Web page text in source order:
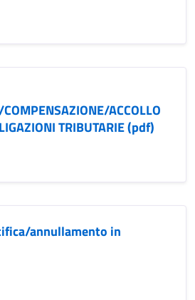
ACCOLLO
TRIBUTARIE (pdf)
annullamento in